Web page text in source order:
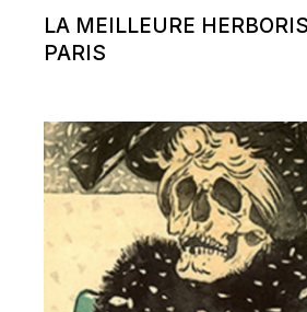
LA MEILLEURE
PARIS